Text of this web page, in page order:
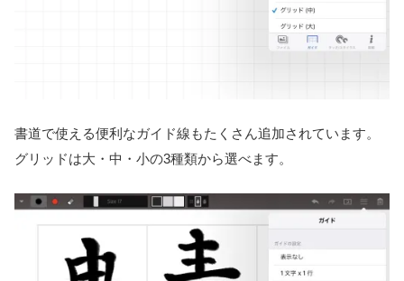
書道で使える便利なガイド線もたくさん追加されています。
グリッドは大・中・小の3種類から選べます。